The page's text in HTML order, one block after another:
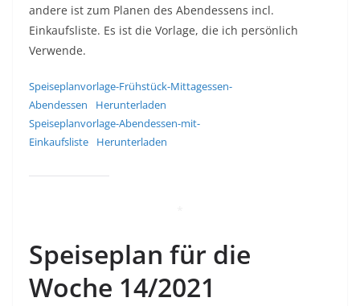
andere ist zum Planen des Abendessens incl.
Einkaufsliste. Es ist die Vorlage, die ich persönlich
Verwende.
Speiseplanvorlage-Frühstück-Mittagessen-
Abendessen
Herunterladen
Speiseplanvorlage-Abendessen-mit-
Einkaufsliste
Herunterladen
Speiseplan für die
Woche 14/2021